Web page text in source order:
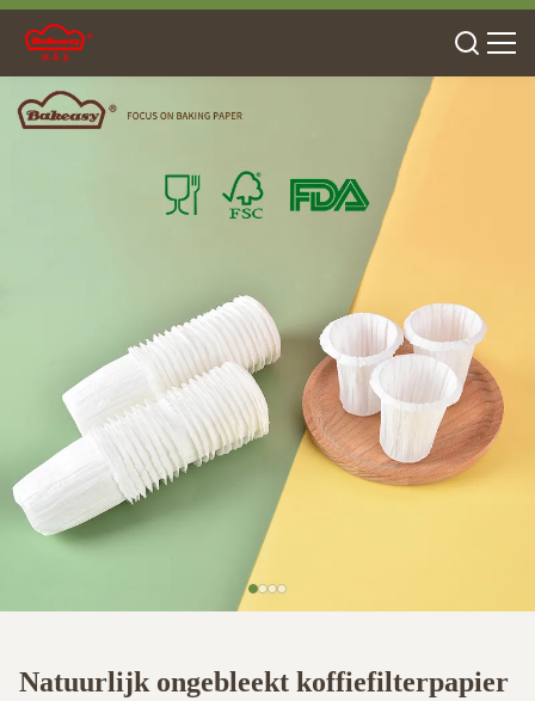
Natuurlijk ongebleekt koffiefilterpapier